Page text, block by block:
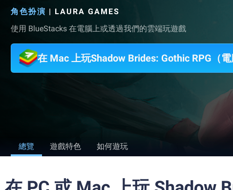
角色扮演 | LAURA GAMES
使用 BlueStacks 在電腦上或透過我們的雲端玩遊戲
在 Mac 上玩Shadow Brides: Gothic RPG（電
總覽 遊戲特色 如何遊玩